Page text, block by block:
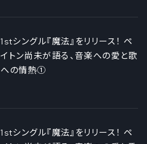
1stシングル『魔法』をリリース！ ペ
イトン尚未が語る、音楽への愛と歌
への情熱①
1stシングル『魔法』をリリース！ ペ